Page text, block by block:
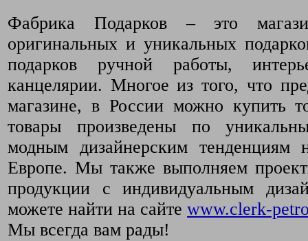
Фабрика Подарков – это
оригинальных и уникальных
подарков ручной работы,
канцелярии. Многое из того, что
магазине, в России можно купить
товары произведены по
модным дизайнерским тенденциям
Европе. Мы также выполняем
продукции с индивидуальным
можете найти на сайте www.clerk-
Мы всегда вам рады!